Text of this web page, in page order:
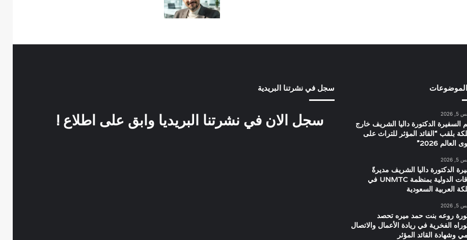
السفيرة الدكتورة داليا الشريف خارج
بلقب “القائد المؤثر للتراث على
2026”
الدكتورة داليا الشريف مديرةً
للعلاقات الدولية بمنظمة UNMTC في
العربية السعودية
روعه بنت حمد ميره تحصد
الفخرية في ريادة الأعمال والاتصال
وشهادة القائد المؤثر
سجل في نشرتنا البريدية
سجل الان في نشرتنا البريديا وابق على اطلاع !